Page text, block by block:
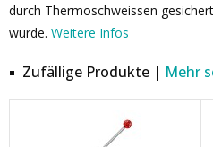
durch Thermoschweissen
wurde. Weitere Infos
Zufällige Produkte | Mehr